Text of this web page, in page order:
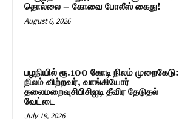
தொல்லை – கோவை போலீஸ் கைது!
August 6, 2026
பழநியில் ரூ.100 கோடி நிலம் முறைகேடு:
நிலம் விற்றவர், வாங்கியோர்
தலைமறைவுசிபிசிஐடி தீவிர தேடுதல்
வேட்டை
July 19, 2026